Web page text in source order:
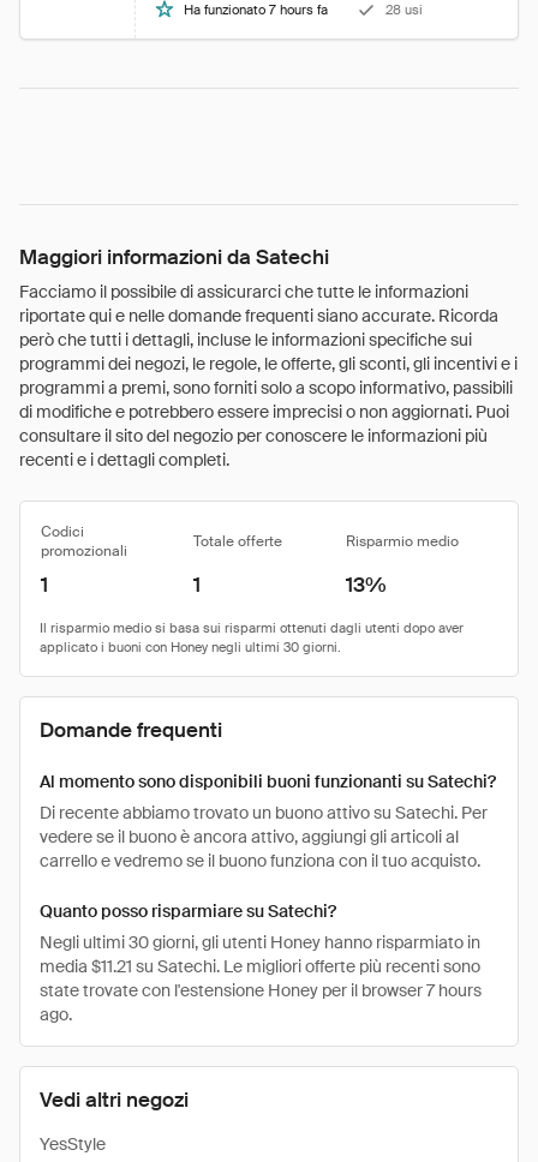
Ha funzionato 7 hours fa
28 usi
Maggiori informazioni da Satechi
Facciamo il possibile di assicurarci che tutte le informazioni
riportate qui e nelle domande frequenti siano accurate. Ricorda
però che tutti i dettagli, incluse le informazioni specifiche sui
programmi dei negozi, le regole, le offerte, gli sconti, gli incentivi e i
programmi a premi, sono forniti solo a scopo informativo, passibili
di modifiche e potrebbero essere imprecisi o non aggiornati. Puoi
consultare il sito del negozio per conoscere le informazioni più
recenti e i dettagli completi.
Vedi altri negozi
YesStyle
Codici
promozionali
Totale offerte Risparmio medio
1 1 13%
Domande frequenti
Al momento sono disponibili buoni funzionanti su Satechi?
Di recente abbiamo trovato un buono attivo su Satechi. Per
vedere se il buono è ancora attivo, aggiungi gli articoli al
carrello e vedremo se il buono funziona con il tuo acquisto.
Quanto posso risparmiare su Satechi?
Negli ultimi 30 giorni, gli utenti Honey hanno risparmiato in
media $11.21 su Satechi. Le migliori offerte più recenti sono
state trovate con l'estensione Honey per il browser 7 hours
ago.